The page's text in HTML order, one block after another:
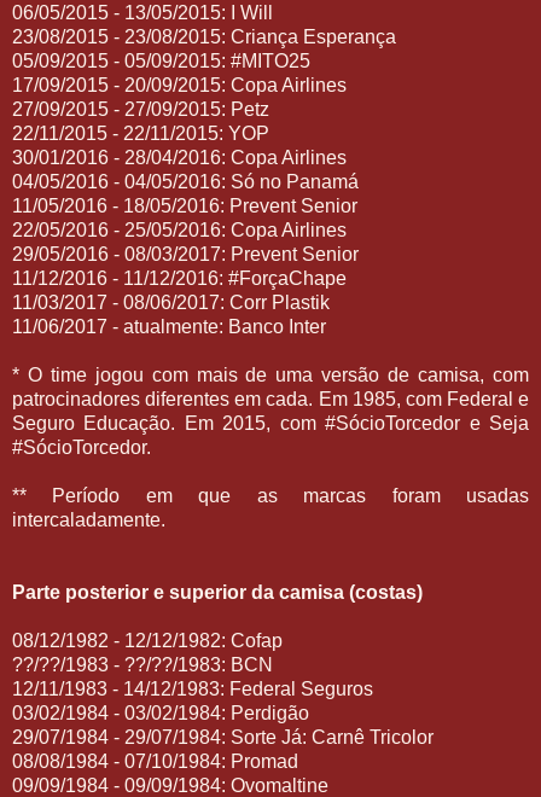
06/05/2015 - 13/05/2015: I Will
23/08/2015 - 23/08/2015: Criança Esperança
05/09/2015 - 05/09/2015: #MITO25
17/09/2015 - 20/09/2015: Copa Airlines
27/09/2015 - 27/09/2015: Petz
22/11/2015 - 22/11/2015: YOP
30/01/2016 - 28/04/2016: Copa Airlines
04/05/2016 - 04/05/2016: Só no Panamá
11/05/2016 - 18/05/2016: Prevent Senior
22/05/2016 - 25/05/2016: Copa Airlines
29/05/2016 - 08/03/2017: Prevent Senior
11/12/2016 - 11/12/2016: #ForçaChape
11/03/2017 - 08/06/2017: Corr Plastik
11/06/2017 - atualmente: Banco Inter
* O time jogou com mais de uma versão de camisa, com
patrocinadores diferentes em cada. Em 1985, com Federal e
Seguro Educação. Em 2015, com #SócioTorcedor e Seja
#SócioTorcedor.
** Período em que as marcas foram usadas
intercaladamente.
Parte posterior e superior da camisa (costas)
08/12/1982 - 12/12/1982: Cofap
??/??/1983 - ??/??/1983: BCN
12/11/1983 - 14/12/1983: Federal Seguros
03/02/1984 - 03/02/1984: Perdigão
29/07/1984 - 29/07/1984: Sorte Já: Carnê Tricolor
08/08/1984 - 07/10/1984: Promad
09/09/1984 - 09/09/1984: Ovomaltine